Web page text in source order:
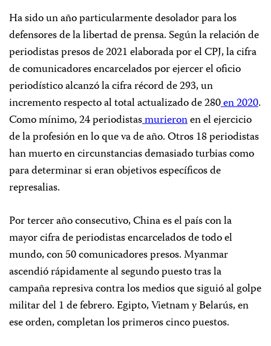
Ha sido un año particularmente desolador para los
defensores de la libertad de prensa. Según la relación de
periodistas presos de 2021 elaborada por el CPJ, la cifra
de comunicadores encarcelados por ejercer el oficio
periodístico alcanzó la cifra récord de 293, un
incremento respecto al total actualizado de 280en 2020.
Como mínimo, 24 periodistasmurieronen el ejercicio
de la profesión en lo que va de año. Otros 18 periodistas
han muerto en circunstancias demasiado turbias como
para determinar si eran objetivos específicos de
represalias.
Por tercer año consecutivo, China es el país con la
mayor cifra de periodistas encarcelados de todo el
mundo, con 50 comunicadores presos. Myanmar
ascendió rápidamente al segundo puesto tras la
campaña represiva contra los medios que siguió al golpe
militar del 1 de febrero. Egipto, Vietnam y Belarús, en
ese orden, completan los primeros cinco puestos.